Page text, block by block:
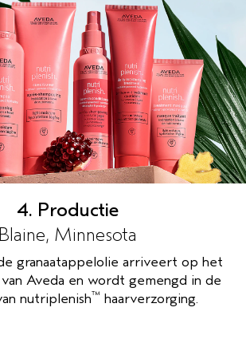
4. Productie
Blaine, Minnesota
granaatappelolie arriveert op het
Aveda en wordt gemengd in de
nutriplenish™ haarverzorging.